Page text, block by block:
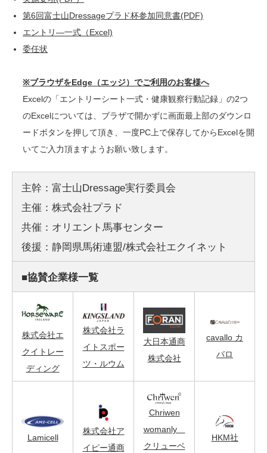
第6回富士山Dressageプラド杯参加同意書(PDF)
エントリ―一式（Excel)
委任状
※ブラウザをEdge（エッジ）でご利用のお客様へ
Excelの「エントリーシート一式・健康観察行動記録」の2つ
のExcelについては、ブラザで開かずに画面最上部のダウンロ
ードボタンを押して頂き、一度PC上で保存してからExcelを開
いてご入力頂ますようお願い致します。
主幹：富士山Dressage実行委員会
主催：株式会社プラド
共催：オリエント馬事センター
後援：静岡県馬術連盟/株式会社エクイネット
■協賛企業様一覧
株式会社エ
クイトレー
ディング
株式会社ラ
イトスポー
ツ・ルウム
大日本通商
株式会社
cavallo カ
バロ
Lamicell
株式会社ア
イピー通商
Chriwen
womanly
クリューベ
HKM社